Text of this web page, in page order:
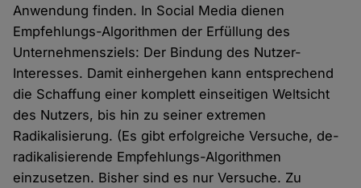
Anwendung finden. In Social Media dienen
Empfehlungs-Algorithmen der Erfüllung des
Unternehmensziels: Der Bindung des Nutzer-
Interesses. Damit einhergehen kann entsprechend
die Schaffung einer komplett einseitigen Weltsicht
des Nutzers, bis hin zu seiner extremen
Radikalisierung. (Es gibt erfolgreiche Versuche, de-
radikalisierende Empfehlungs-Algorithmen
einzusetzen. Bisher sind es nur Versuche. Zu